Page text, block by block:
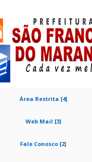
Área Restrita [4]
Web Mail [3]
Fale Conosco [2]